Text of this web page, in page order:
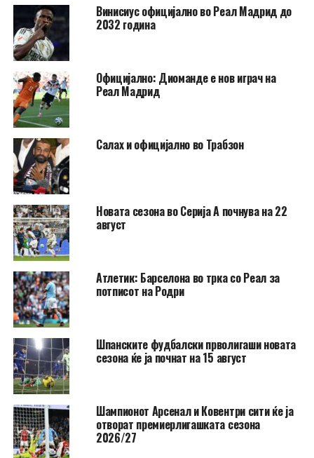
Винисиус официјално во Реал Мадрид до
2032 година
Официјално: Диоманде е нов играч на
Реал Мадрид
Салах и официјално во Трабзон
Новата сезона во Серија А почнува на 22
август
Атлетик: Барселона во трка со Реал за
потписот на Родри
Шпанските фудбалски прволигаши новата
сезона ќе ја почнат на 15 август
Шампионот Арсенал и Ковентри сити ќе ја
отворат премиерлигашката сезона
2026/27